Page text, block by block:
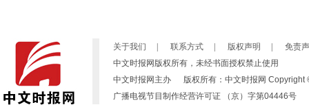
关于我们 联系方式 版权声明
免责
中文时报网版权所有，未经书面授权禁止使用
中文时报网主办 版权所有：中文时报网 Copyright
广播电视节目制作经营许可证 （京）字第04446